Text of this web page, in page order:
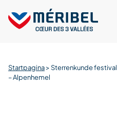
content
Startpagina>Sterrenkunde
– Alpenhemel